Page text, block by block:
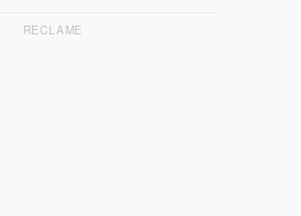
RECLAME